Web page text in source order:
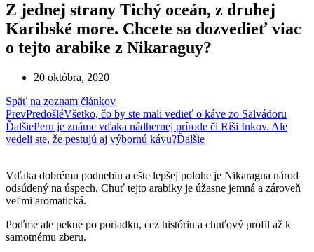
Z jednej strany Tichý oceán, z druhej
Karibské more. Chcete sa dozvedieť viac
o tejto arabike z Nikaraguy?
20 októbra, 2020
Späť na zoznam článkov
PrevPredošléVšetko, čo by ste mali vedieť o káve zo Salvádoru
ĎalšiePeru je známe vďaka nádhernej prírode či Ríši Inkov. Ale
vedeli ste, že pestujú aj výbornú kávu?Ďalšie
Vďaka dobrému podnebiu a ešte lepšej polohe je Nikaragua národ
odsúdený na úspech. Chuť tejto arabiky je úžasne jemná a zároveň
veľmi aromatická.
Poďme ale pekne po poriadku, cez históriu a chuťový profil až k
samotnému zberu.